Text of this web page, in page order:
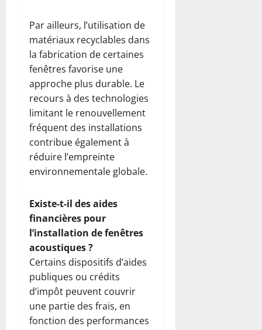
Par ailleurs, l’utilisation de
matériaux recyclables dans
la fabrication de certaines
fenêtres favorise une
approche plus durable. Le
recours à des technologies
limitant le renouvellement
fréquent des installations
contribue également à
réduire l’empreinte
environnementale globale.
Existe-t-il des aides
financières pour
l’installation de fenêtres
acoustiques ?
Certains dispositifs d’aides
publiques ou crédits
d’impôt peuvent couvrir
une partie des frais, en
fonction des performances